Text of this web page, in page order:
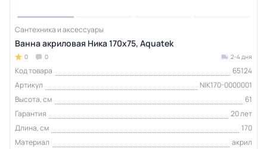
Сантехника и аксессуары
Ванна акриловая Ника 170х75, Aquatek
0 0 2-4 дня
Код товара
65124
Артикул
NIK170-0000001
Высота, см
61
Гарантия
20 лет
Длина, см
170
Материал
акрил